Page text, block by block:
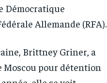
By agreeing to this tier,
every month after the first
opt out of the monthly
By agreeing to this tier,
every month after the first
opt out of the monthly
Démocratique
Allemande (RFA).
Brittney Griner, a
Moscou pour détention